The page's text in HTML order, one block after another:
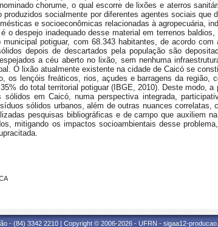
chorume, o qual escorre de lixões e aterros
socialmente por diferentes agentes sociais que
e socioeconômicas relacionadas à agropecuária,
despejo inadequado desse material em terrenos
potiguar, com 68.343 habitantes, de acordo
depois de descartados pela população são
a céu aberto no lixão, sem nenhuma
O lixão atualmente existente na cidade de Caicó se
os lençóis freáticos, rios, açudes e barragens da região,
do total territorial potiguar (IBGE, 2010). Deste modo,
em Caicó, numa perspectiva integrada,
sólidos urbanos, além de outras nuances
pesquisas bibliográficas e de campo que auxiliem
mitigando os impactos socioambientais desse
- (84) 3342 2210 | Copyright © 2006-2026 - UFRN - sigaa12-